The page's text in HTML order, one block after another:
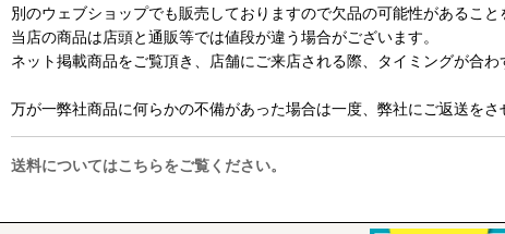
別のウェブショップでも販売しておりますので欠品の可能性があること
当店の商品は店頭と通販等では値段が違う場合がございます。
ネット掲載商品をご覧頂き、店舗にご来店される際、タイミングが合
万が一弊社商品に何らかの不備があった場合は一度、弊社にご返送を
送料についてはこちらをご覧ください。